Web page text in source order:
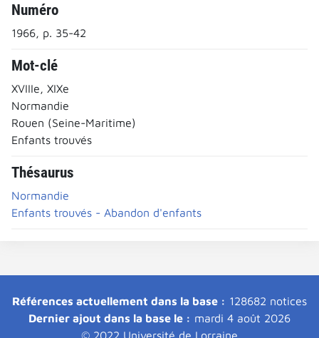
Numéro
1966, p. 35-42
Mot-clé
XVIIIe, XIXe
Normandie
Rouen (Seine-Maritime)
Enfants trouvés
Thésaurus
Normandie
Enfants trouvés - Abandon d'enfants
Références actuellement dans la base : 128682 notices
Dernier ajout dans la base le : mardi 4 août 2026
© 2022 Université de Lorraine